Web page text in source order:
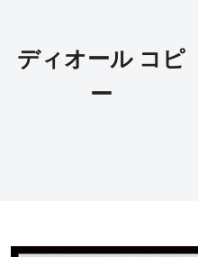
ディオール コピ
ー